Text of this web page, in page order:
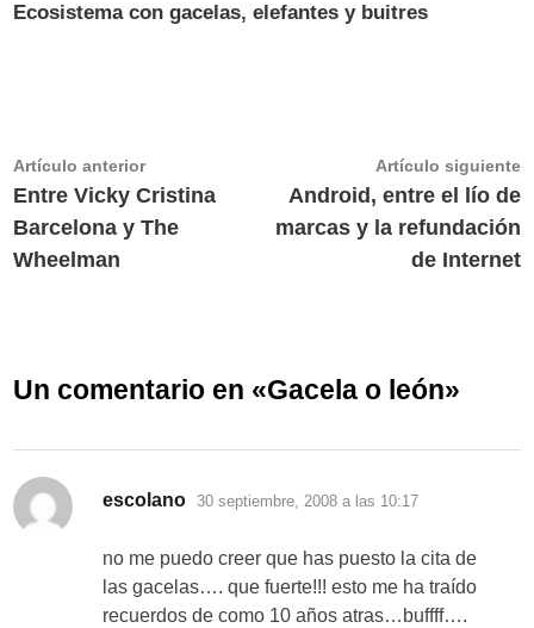
Ecosistema con gacelas, elefantes y buitres
Navegación
de
entradas
Artículo anteriorArtículo
anterior:
Entre Vicky Cristina
Barcelona y The
Wheelman
Artículo siguiente
Android, entre el lío de
marcas y la refundación
de Internet
Un comentario en «Gacela o león»
escolano dice:
30 septiembre, 2008 a las 10:17
no me puedo creer que has puesto la cita de
las gacelas…. que fuerte!!! esto me ha traído
recuerdos de como 10 años atras…buffff….